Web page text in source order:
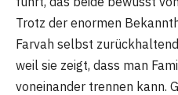
Trotz der enormen
Farvah selbst
weil sie zeigt, dass man
voneinander trennen kann.